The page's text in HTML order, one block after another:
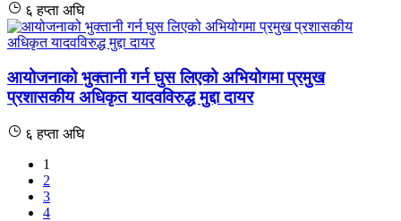
६ हप्ता अघि
आयोजनाको भुक्तानी गर्न घुस लिएको अभियोगमा प्रमुख
प्रशासकीय अधिकृत यादवविरुद्ध मुद्दा दायर
६ हप्ता अघि
1
2
3
4